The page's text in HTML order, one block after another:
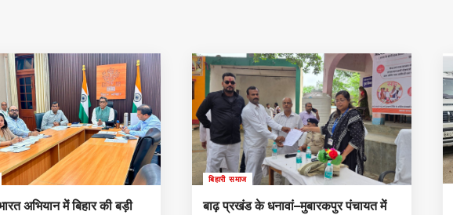
अभियान में बिहार की बड़ी
बिहारी समाज
बाढ़ प्रखंड के धनावां–मुबारकपुर पंचायत में